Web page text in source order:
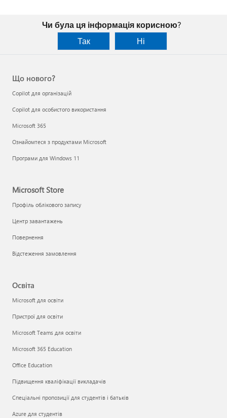
Чи була ця інформація корисною?
Так
Ні
Що нового?
Copilot для організацій
Copilot для особистого використання
Microsoft 365
Ознайомтеся з продуктами Microsoft
Програми для Windows 11
Microsoft Store
Профіль облікового запису
Центр завантажень
Повернення
Відстеження замовлення
Освіта
Microsoft для освіти
Пристрої для освіти
Microsoft Teams для освіти
Microsoft 365 Education
Office Education
Підвищення кваліфікації викладачів
Спеціальні пропозиції для студентів і батьків
Azure для студентів